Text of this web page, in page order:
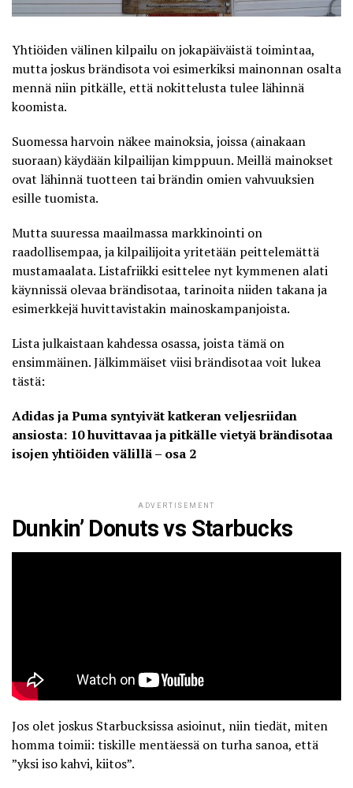
Yhtiöiden välinen kilpailu on jokapäiväistä toimintaa,
mutta joskus brändisota voi esimerkiksi mainonnan osalta
mennä niin pitkälle, että nokittelusta tulee lähinnä
koomista.
Suomessa harvoin näkee mainoksia, joissa (ainakaan
suoraan) käydään kilpailijan kimppuun. Meillä mainokset
ovat lähinnä tuotteen tai brändin omien vahvuuksien
esille tuomista.
Mutta suuressa maailmassa markkinointi on
raadollisempaa, ja kilpailijoita yritetään peittelemättä
mustamaalata.Listafriikki esittelee nyt kymmenen alati
käynnissä olevaa brändisotaa, tarinoita niiden takana ja
esimerkkejä huvittavistakin mainoskampanjoista.
Lista julkaistaan kahdessa osassa, joista tämä on
ensimmäinen. Jälkimmäiset viisi brändisotaa voit lukea
tästä:
Adidas ja Puma syntyivät katkeran veljesriidan
ansiosta: 10 huvittavaa ja pitkälle vietyä brändisotaa
isojen yhtiöiden välillä – osa 2
ADVERTISEMENT
Dunkin’ Donuts vs Starbucks
Jos olet joskus Starbucksissa asioinut, niin tiedät, miten
homma toimii: tiskille mentäessä on turha sanoa, että
”yksi iso kahvi, kiitos”.